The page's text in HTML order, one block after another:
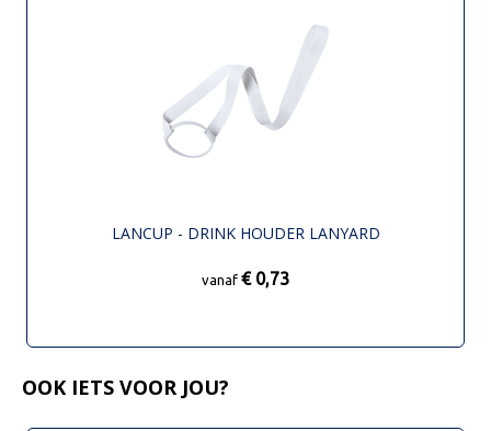
LANCUP - DRINK HOUDER LANYARD
vanaf € 0,73
OOK IETS VOOR JOU?